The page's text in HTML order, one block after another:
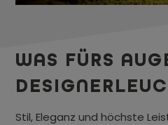
WAS FÜRS
Stil, Eleganz und höchste